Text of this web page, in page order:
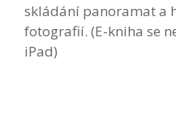
skládání panoramat a
fotografií. (E-kniha se
iPad)